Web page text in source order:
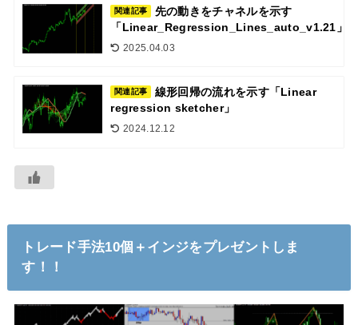
関連記事
先の動きをチャネルを示す
「Linear_Regression_Lines_auto_v1.21」
2025.04.03
関連記事
線形回帰の流れを示す「Linear
regression sketcher」
2024.12.12
トレード手法10個＋インジをプレゼントしま
す！！